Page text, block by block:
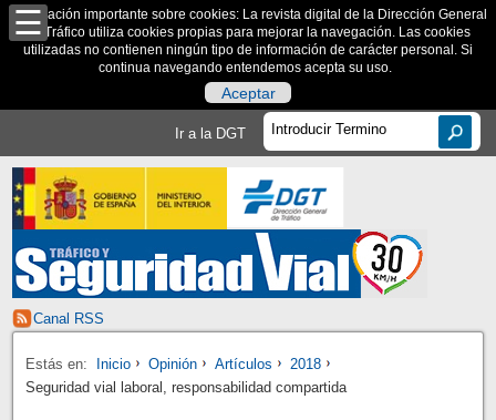
Información importante sobre cookies: La revista digital de la Dirección General
de Tráfico utiliza cookies propias para mejorar la navegación. Las cookies
utilizadas no contienen ningún tipo de información de carácter personal. Si
continua navegando entendemos acepta su uso.
Aceptar
Ir a la DGT
Canal RSS
Estás en: Inicio Opinión Artículos
2018
Seguridad vial laboral, responsabilidad compartida